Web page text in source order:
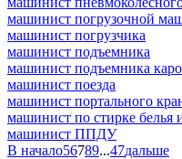
машинист погрузочной
машинист погрузчика
машинист подъемника
машинист подъемника
машинист поезда
машинист портального
машинист по стирке белья
машинист ППДУ
В начало56789...47дальше